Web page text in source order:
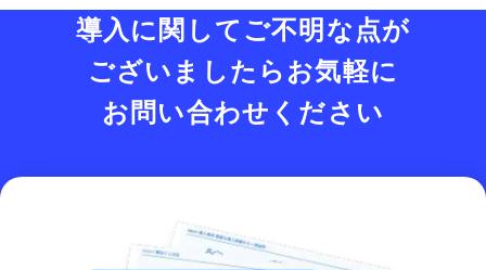
導入に関してご不明な点が
ございましたら お気軽に
お問い合わせください